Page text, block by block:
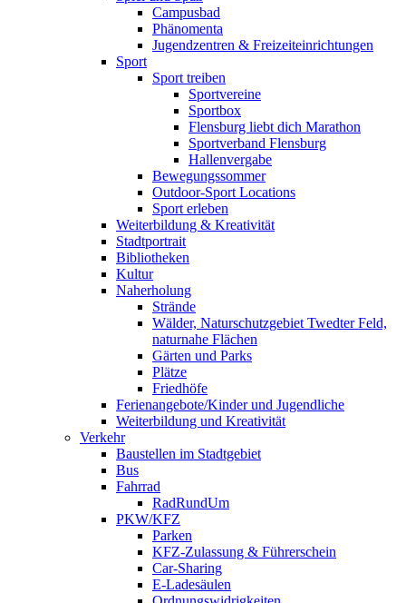
Campusbad
Phänomenta
Jugendzentren & Freizeiteinrichtungen
Sport
Sport treiben
Sportvereine
Sportbox
Flensburg liebt dich Marathon
Sportverband Flensburg
Hallenvergabe
Bewegungssommer
Outdoor-Sport Locations
Sport erleben
Weiterbildung & Kreativität
Stadtportrait
Bibliotheken
Kultur
Naherholung
Strände
Wälder, Naturschutzgebiet Twedter Feld,
naturnahe Flächen
Gärten und Parks
Plätze
Friedhöfe
Ferienangebote/Kinder und Jugendliche
Weiterbildung und Kreativität
Verkehr
Baustellen im Stadtgebiet
Bus
Fahrrad
RadRundUm
PKW/KFZ
Parken
KFZ-Zulassung & Führerschein
Car-Sharing
E-Ladesäulen